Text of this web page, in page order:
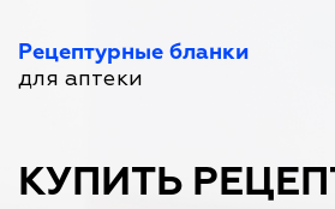
Рецептурные бланки
для аптеки
КУПИТЬ